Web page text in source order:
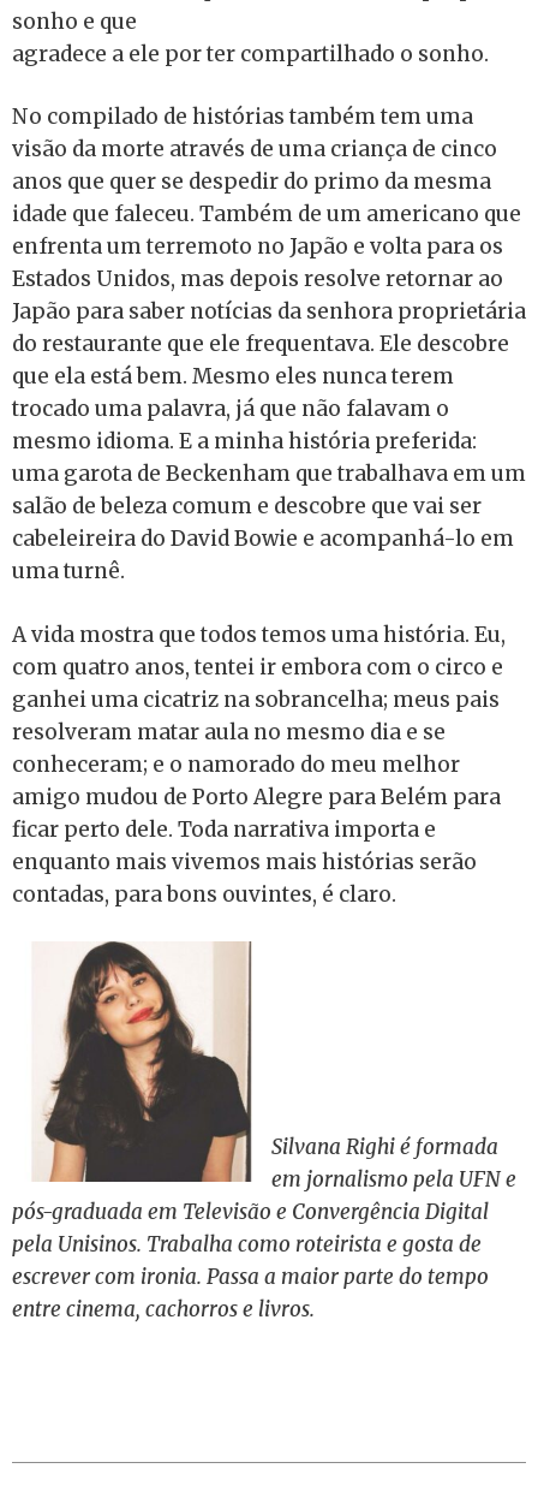
sonho e que
agradece a ele por ter compartilhado o sonho.
No compilado de histórias também tem uma
visão da morte através de uma criança de cinco
anos que quer se despedir do primo da mesma
idade que faleceu. Também de um americano que
enfrenta um terremoto no Japão e volta para os
Estados Unidos, mas depois resolve retornar ao
Japão para saber notícias da senhora proprietária
do restaurante que ele frequentava. Ele descobre
que ela está bem. Mesmo eles nunca terem
trocado uma palavra, já que não falavam o
mesmo idioma. E a minha história preferida:
uma garota de Beckenham que trabalhava em um
salão de beleza comum e descobre que vai ser
cabeleireira do David Bowie e acompanhá-lo em
uma turnê.
A vida mostra que todos temos uma história. Eu,
com quatro anos, tentei ir embora com o circo e
ganhei uma cicatriz na sobrancelha; meus pais
resolveram matar aula no mesmo dia e se
conheceram; e o namorado do meu melhor
amigo mudou de Porto Alegre para Belém para
ficar perto dele. Toda narrativa importa e
enquanto mais vivemos mais histórias serão
contadas, para bons ouvintes, é claro.
Silvana Righi é formada
em jornalismo pela UFN e
pós-graduada em Televisão e Convergência Digital
pela Unisinos. Trabalha como roteirista e gosta de
escrever com ironia. Passa a maior parte do tempo
entre cinema, cachorros e livros.